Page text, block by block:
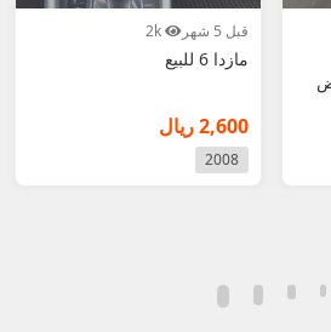
قبل 5 شهر
مازدا 6 للبيع
2,600 ريال
2008